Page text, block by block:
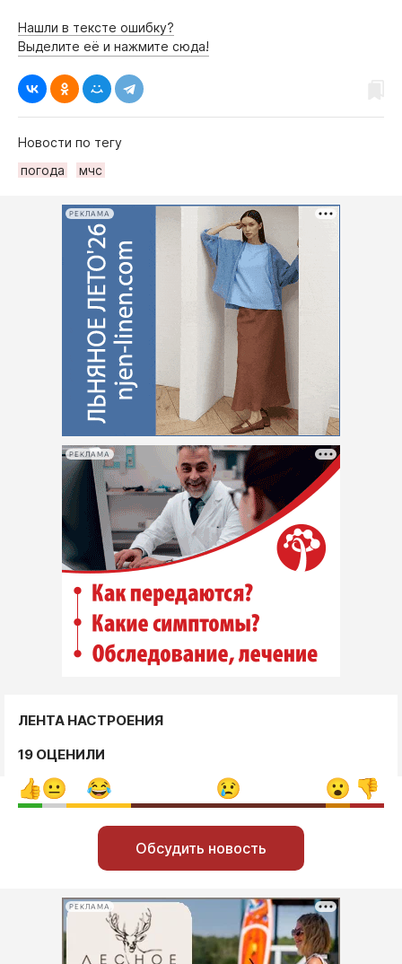
Нашли в тексте ошибку?
Выделите её и нажмите сюда!
Новости по тегу
погода
мчс
РЕКЛАМА
РЕКЛАМА
ЛЕНТА НАСТРОЕНИЯ
19 ОЦЕНИЛИ
Обсудить новость
РЕКЛАМА